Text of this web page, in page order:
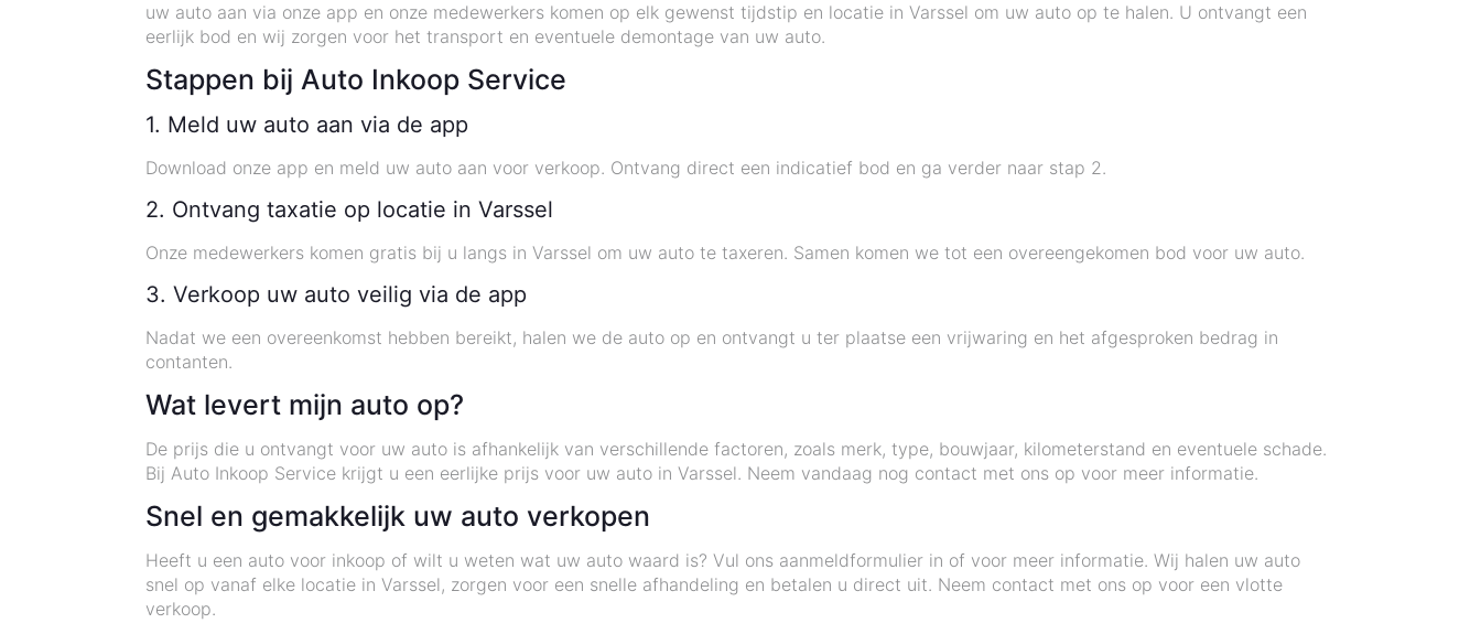
uw auto aan via onze app en onze medewerkers komen op elk gewenst tijdstip en locatie in Varssel om uw auto op te halen. U ontvangt een
eerlijk bod en wij zorgen voor het transport en eventuele demontage van uw auto.
Stappen bij Auto Inkoop Service
1. Meld uw auto aan via de app
Download onze app en meld uw auto aan voor verkoop. Ontvang direct een indicatief bod en ga verder naar stap 2.
2. Ontvang taxatie op locatie in Varssel
Onze medewerkers komen gratis bij u langs in Varssel om uw auto te taxeren. Samen komen we tot een overeengekomen bod voor uw auto.
3. Verkoop uw auto veilig via de app
Nadat we een overeenkomst hebben bereikt, halen we de auto op en ontvangt u ter plaatse een vrijwaring en het afgesproken bedrag in
contanten.
Wat levert mijn auto op?
De prijs die u ontvangt voor uw auto is afhankelijk van verschillende factoren, zoals merk, type, bouwjaar, kilometerstand en eventuele schade.
Bij Auto Inkoop Service krijgt u een eerlijke prijs voor uw auto in Varssel. Neem vandaag nog contact met ons op voor meer informatie.
Snel en gemakkelijk uw auto verkopen
Heeft u een auto voor inkoop of wilt u weten wat uw auto waard is? Vul ons aanmeldformulier in of voor meer informatie. Wij halen uw auto
snel op vanaf elke locatie in Varssel, zorgen voor een snelle afhandeling en betalen u direct uit. Neem contact met ons op voor een vlotte
verkoop.